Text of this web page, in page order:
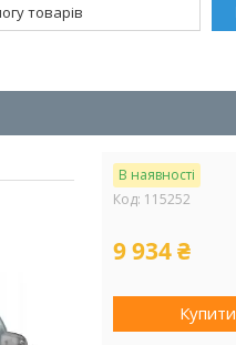
В наявності
Код: 115252
9 934 ₴
Купити